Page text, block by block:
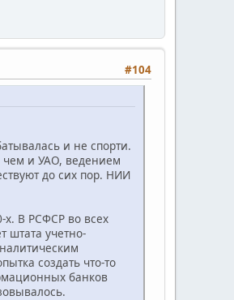
#104
и не спорти.
чем и УАО, ведением
до сих пор. НИИ
х. В РСФСР во всех
штата учетно-
создать что-то
банков